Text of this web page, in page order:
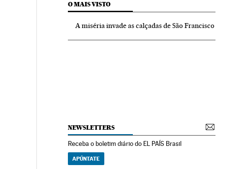
O MAIS VISTO
A miséria invade as calçadas de São Francisco
NEWSLETTERS
Receba o boletim diário do EL PAÍS Brasil
APÚNTATE